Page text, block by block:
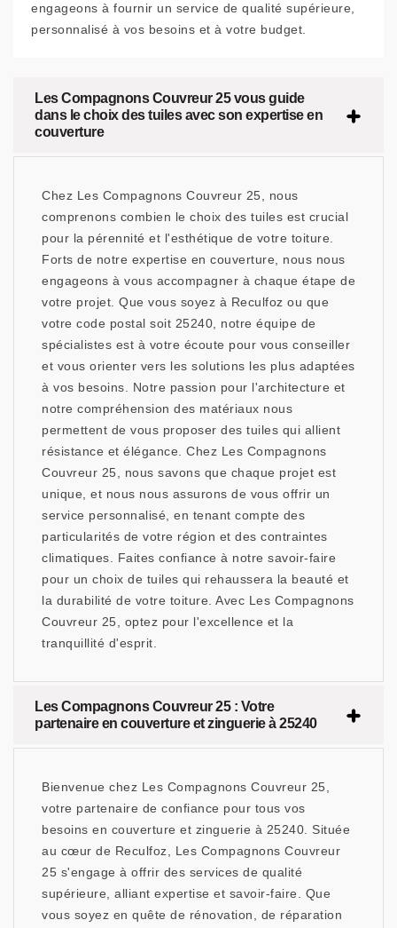
engageons à fournir un service de qualité supérieure,
personnalisé à vos besoins et à votre budget.
Les Compagnons Couvreur 25 vous guide
dans le choix des tuiles avec son expertise en
couverture
Chez Les Compagnons Couvreur 25, nous
comprenons combien le choix des tuiles est crucial
pour la pérennité et l'esthétique de votre toiture.
Forts de notre expertise en couverture, nous nous
engageons à vous accompagner à chaque étape de
votre projet. Que vous soyez à Reculfoz ou que
votre code postal soit 25240, notre équipe de
spécialistes est à votre écoute pour vous conseiller
et vous orienter vers les solutions les plus adaptées
à vos besoins. Notre passion pour l'architecture et
notre compréhension des matériaux nous
permettent de vous proposer des tuiles qui allient
résistance et élégance. Chez Les Compagnons
Couvreur 25, nous savons que chaque projet est
unique, et nous nous assurons de vous offrir un
service personnalisé, en tenant compte des
particularités de votre région et des contraintes
climatiques. Faites confiance à notre savoir-faire
pour un choix de tuiles qui rehaussera la beauté et
la durabilité de votre toiture. Avec Les Compagnons
Couvreur 25, optez pour l'excellence et la
tranquillité d'esprit.
Les Compagnons Couvreur 25 : Votre
partenaire en couverture et zinguerie à 25240
Bienvenue chez Les Compagnons Couvreur 25,
votre partenaire de confiance pour tous vos
besoins en couverture et zinguerie à 25240. Située
au cœur de Reculfoz, Les Compagnons Couvreur
25 s'engage à offrir des services de qualité
supérieure, alliant expertise et savoir-faire. Que
vous soyez en quête de rénovation, de réparation